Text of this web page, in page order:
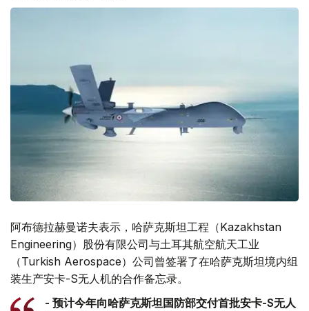
阿布德拉赫曼诺夫表示，哈萨克斯坦工程（Kazakhstan
Engineering）股份有限公司与土耳其航空航天工业
（Turkish Aerospace）公司曾签署了在哈萨克斯坦境内组
装生产安卡-S无人机的合作备忘录。
- 预计今年向哈萨克斯坦国防部交付首批安卡-S无人